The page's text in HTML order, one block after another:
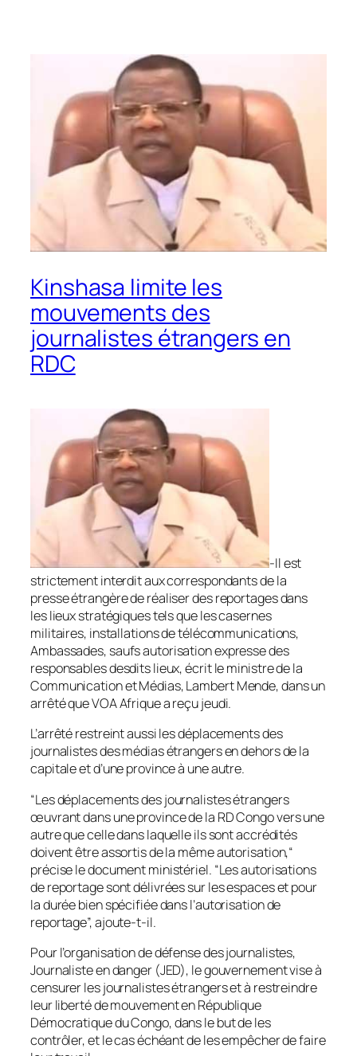
Kinshasa limite les
mouvements des
journalistes étrangers en
RDC
-Il est
strictement interdit aux correspondants de la
presse étrangère de réaliser des reportages dans
les lieux stratégiques tels que les casernes
militaires, installations de télécommunications,
Ambassades, saufs autorisation expresse des
responsables desdits lieux, écrit le ministre de la
Communication et Médias, Lambert Mende, dans un
arrêté que VOA Afrique a reçu jeudi.
L’arrêté restreint aussi les déplacements des
journalistes des médias étrangers en dehors de la
capitale et d’une province à une autre.
“Les déplacements des journalistes étrangers
œuvrant dans une province de la RD Congo vers une
autre que celle dans laquelle ils sont accrédités
doivent être assortis de la même autorisation,“
précise le document ministériel. “Les autorisations
de reportage sont délivrées sur les espaces et pour
la durée bien spécifiée dans l’autorisation de
reportage”, ajoute-t-il.
Pour l’organisation de défense des journalistes,
Journaliste en danger (JED), le gouvernement vise à
censurer les journalistes étrangers et à restreindre
leur liberté de mouvement en République
Démocratique du Congo, dans le but de les
contrôler, et le cas échéant de les empêcher de faire